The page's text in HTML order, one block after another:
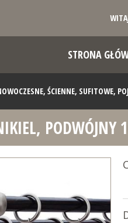
STRONA
ŚCIENNE, SUFITOWE,
+16 RURA WENGEPODWÓJNY